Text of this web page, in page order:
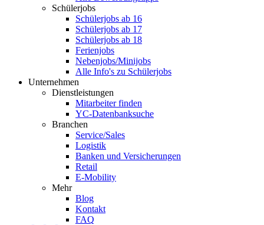
Schülerjobs
Schülerjobs ab 16
Schülerjobs ab 17
Schülerjobs ab 18
Ferienjobs
Nebenjobs/Minijobs
Alle Info's zu Schülerjobs
Unternehmen
Dienstleistungen
Mitarbeiter finden
YC-Datenbanksuche
Branchen
Service/Sales
Logistik
Banken und Versicherungen
Retail
E-Mobility
Mehr
Blog
Kontakt
FAQ